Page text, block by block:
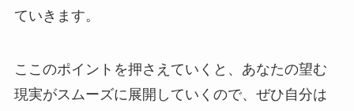
ていきます。
ここのポイントを押さえていくと、あなたの望む
現実がスムーズに展開していくので、ぜひ自分は